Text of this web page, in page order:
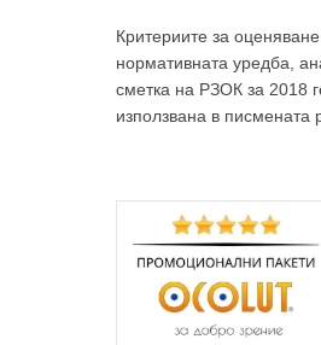
Критериите за
нормативната уредба,
сметка на РЗОК за 2018
използвана в